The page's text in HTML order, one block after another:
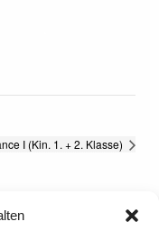
I (Kin. 1. + 2. Klasse)